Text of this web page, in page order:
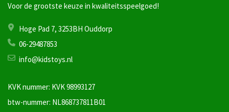
Voor de grootste keuze in kwaliteitsspeelgoed!
Hoge Pad 7, 3253BH Ouddorp
06-29487853
info@kidstoys.nl
KVK nummer: KVK 98993127
btw-nummer: NL868737811B01